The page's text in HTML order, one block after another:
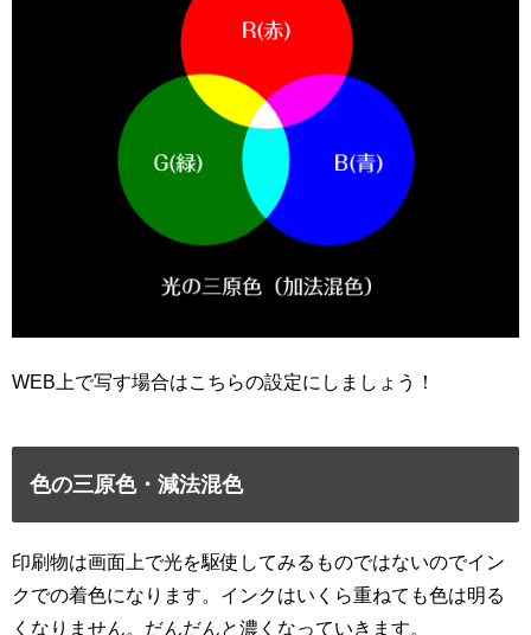
WEB上で写す場合はこちらの設定にしましょう！
色の三原色・減法混色
印刷物は画面上で光を駆使してみるものではないのでイン
クでの着色になります。インクはいくら重ねても色は明る
くなりません。だんだんと濃くなっていきます。